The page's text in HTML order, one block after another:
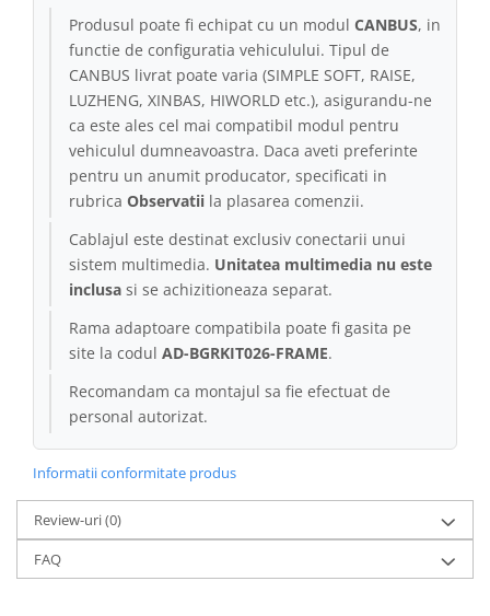
Conectică Kia
Conectică Hyundai
Conectică Mitsubishi
Lumini ambientale
Produsul poate fi echipat cu un modul CANBUS, in
functie de configuratia vehiculului. Tipul de
CANBUS livrat poate varia (SIMPLE SOFT, RAISE,
LUZHENG, XINBAS, HIWORLD etc.), asigurandu-ne
ca este ales cel mai compatibil modul pentru
vehiculul dumneavoastra. Daca aveti preferinte
pentru un anumit producator, specificati in
rubrica Observatii la plasarea comenzii.
Cablajul este destinat exclusiv conectarii unui
sistem multimedia. Unitatea multimedia nu este
inclusa si se achizitioneaza separat.
Rama adaptoare compatibila poate fi gasita pe
site la codul AD-BGRKIT026-FRAME.
Recomandam ca montajul sa fie efectuat de
personal autorizat.
Informatii conformitate produs
Review-uri(0)
FAQ